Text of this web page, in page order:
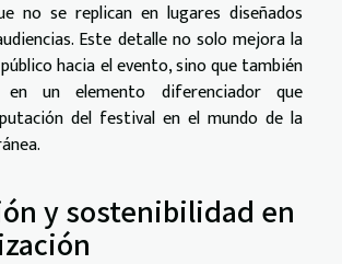
no se replican en lugares diseñados
Este detalle no solo mejora la
hacia el evento, sino que también
un elemento diferenciador que
del festival en el mundo de la
y sostenibilidad en